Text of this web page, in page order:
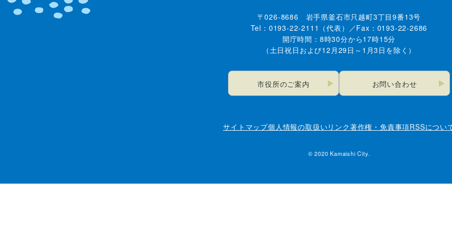
〒026-8686 岩手県釜石市只越町3丁目9番13号
Tel：0193-22-2111（代表）／Fax：0193-22-2686
開庁時間：8時30分から17時15分
（土日祝日および12月29日～1月3日を除く）
市役所のご案内 お問い合わせ
サイトマップ個人情報の取扱いリンク著作権・免責事項RSSについ
© 2020 Kamaishi City.